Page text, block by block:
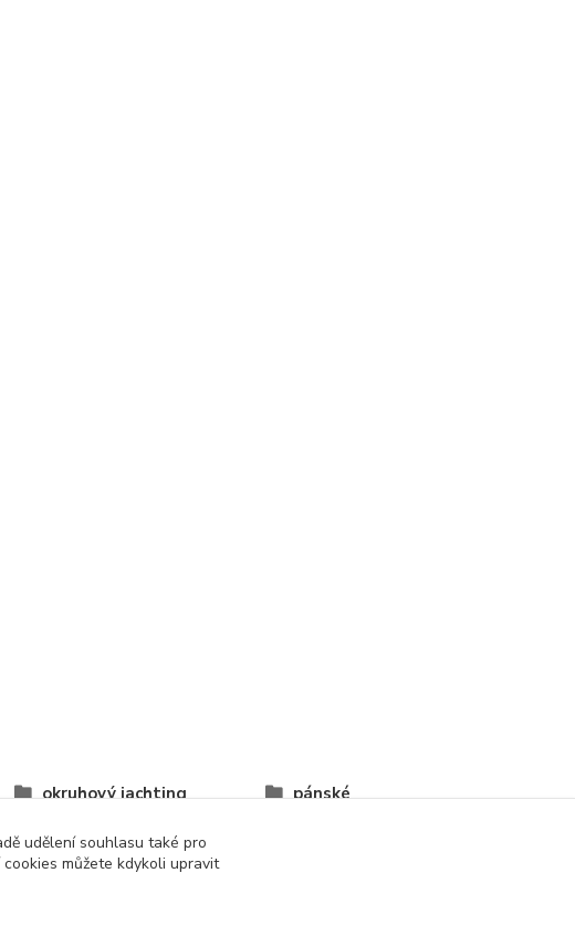
okruhový jachting pánské
udělení souhlasu také pro
můžete kdykoli upravit